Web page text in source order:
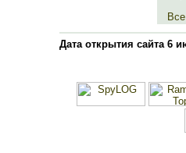
Дата открытия сайта 6